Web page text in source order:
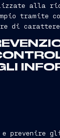
alla
tramite
di
e prevenire